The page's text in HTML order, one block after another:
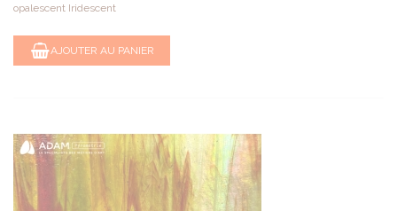
opalescent Iridescent
AJOUTER AU PANIER